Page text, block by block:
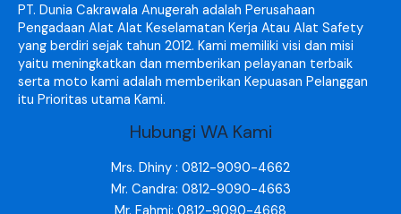
PT. Dunia Cakrawala Anugerah adalah Perusahaan
Pengadaan Alat Alat Keselamatan Kerja Atau Alat Safety
yang berdiri sejak tahun 2012. Kami memiliki visi dan misi
yaitu meningkatkan dan memberikan pelayanan terbaik
serta moto kami adalah memberikan Kepuasan Pelanggan
itu Prioritas utama Kami.
Hubungi WA Kami
Mrs. Dhiny : 0812-9090-4662
Mr. Candra: 0812-9090-4663